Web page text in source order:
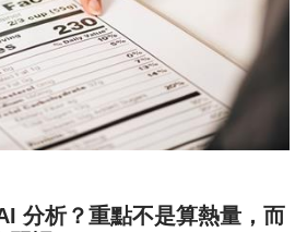
分析？重點不是算熱量，而